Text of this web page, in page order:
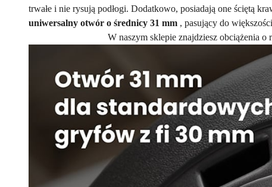
trwałe i nie rysują podłogi. Dodatkowo, posiadają one ściętą
uniwersalny otwór o średnicy 31 mm , pasujący do
W naszym sklepie znajdziesz obciążenia